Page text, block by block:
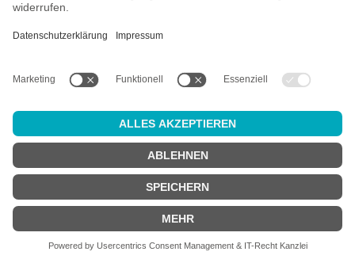
Alle Preise inkl. gesetzl. Mehrwertsteuer zzgl.Versandkostenund
ggf. Nachnahmegebühren, wenn nicht anders angegeben.
Altersprüfung
Achtung:um diesen Onlineshop zu nutzen, müssen Siemindestens